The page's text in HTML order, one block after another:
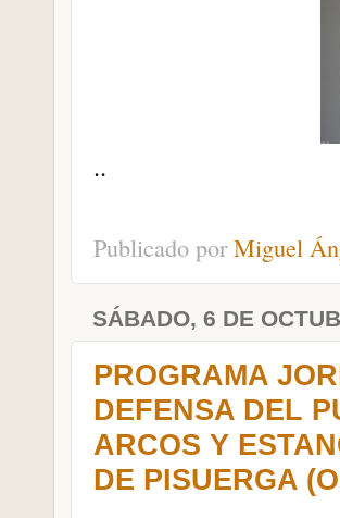
..
Publicado porMiguel
SÁBADO, 6 DE
PROGRAMA
DEFENSA DEL
ARCOS Y
DE PISUERGA